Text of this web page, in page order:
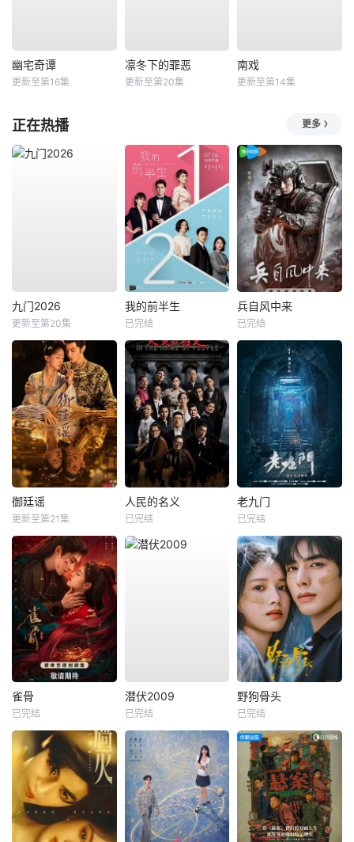
幽宅奇谭
更新至第16集
凛冬下的罪恶
更新至第20集
南戏
更新至第14集
正在热播 更多
九门2026
更新至第20集
我的前半生
已完结
兵自风中来
已完结
御廷谣
更新至第21集
人民的名义
已完结
老九门
已完结
雀骨
已完结
潜伏2009
已完结
野狗骨头
已完结